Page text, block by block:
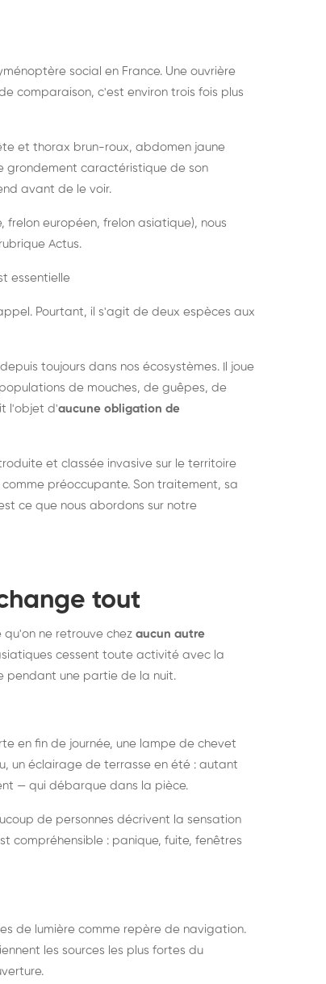
social en France. Une ouvrière
comparaison, c'est environ trois fois plus
et thorax brun-roux, abdomen jaune
grondement caractéristique de son
avant de le voir.
frelon européen, frelon asiatique), nous
Actus.
essentielle
Pourtant, il s'agit de deux espèces aux
toujours dans nos écosystèmes. Il joue
de mouches, de guêpes, de
l'objet d'aucune obligation de
et classée invasive sur le territoire
préoccupante. Son traitement, sa
ce que nous abordons sur notre
tout
ne retrouve chez aucun autre
cessent toute activité avec la
pendant une partie de la nuit.
en fin de journée, une lampe de chevet
un éclairage de terrasse en été : autant
— qui débarque dans la pièce.
de personnes décrivent la sensation
compréhensible : panique, fuite, fenêtres
de lumière comme repère de navigation.
les sources les plus fortes du